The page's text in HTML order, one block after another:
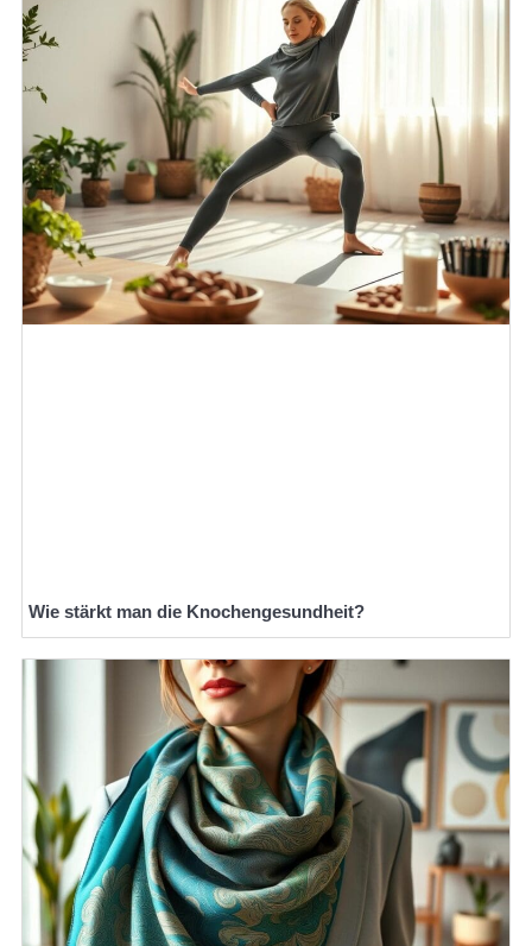
Wie stärkt man die Knochengesundheit?